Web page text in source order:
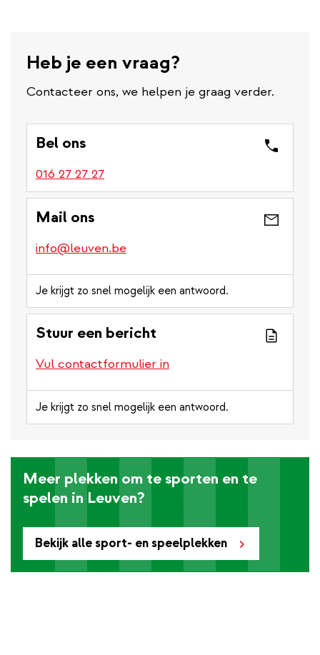
Heb je een vraag?
Contacteer ons, we helpen je graag verder.
Bel ons
016 27 27 27
Mail ons
info@leuven.be
Je krijgt zo snel mogelijk een antwoord.
Stuur een bericht
Vul contactformulier in
Je krijgt zo snel mogelijk een antwoord.
Bekijk alle sport- en speelplekken
Meer plekken om te sporten en te
spelen in Leuven?